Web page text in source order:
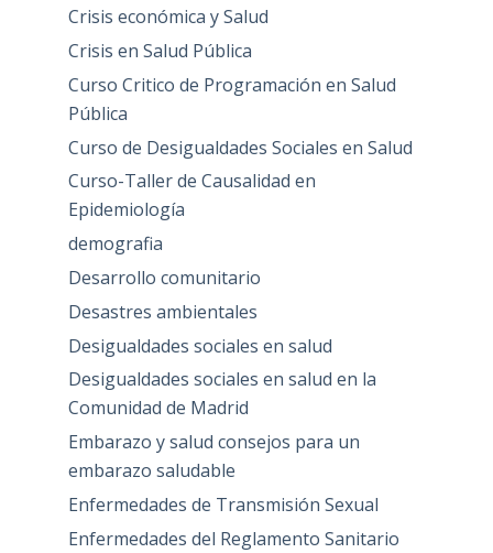
Crisis económica y Salud
Crisis en Salud Pública
Curso Critico de Programación en Salud
Pública
Curso de Desigualdades Sociales en Salud
Curso-Taller de Causalidad en
Epidemiología
demografia
Desarrollo comunitario
Desastres ambientales
Desigualdades sociales en salud
Desigualdades sociales en salud en la
Comunidad de Madrid
Embarazo y salud consejos para un
embarazo saludable
Enfermedades de Transmisión Sexual
Enfermedades del Reglamento Sanitario